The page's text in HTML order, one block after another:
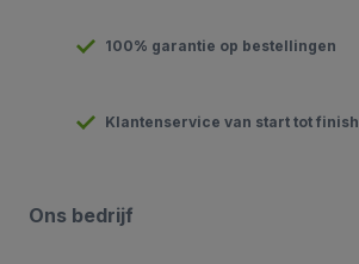
100% garantie op bestellingen
Klantenservice van start tot finish
Ons bedrijf